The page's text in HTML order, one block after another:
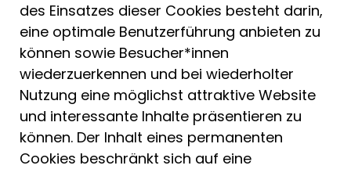
des Einsatzes dieser Cookies besteht darin,
eine optimale Benutzerführung anbieten zu
können sowie Besucher*innen
wiederzuerkennen und bei wiederholter
Nutzung eine möglichst attraktive Website
und interessante Inhalte präsentieren zu
können. Der Inhalt eines permanenten
Cookies beschränkt sich auf eine